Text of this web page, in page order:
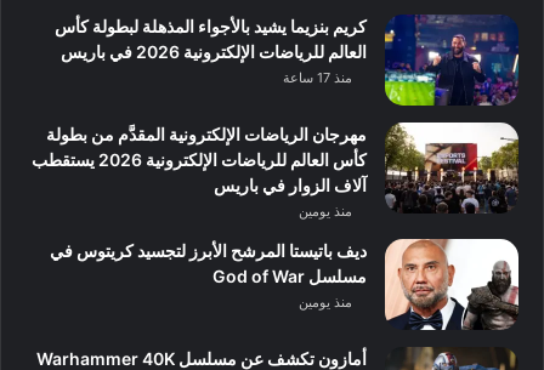
كريم بنزيما يشيد بالأجواء المذهلة لبطولة كأس
العالم للرياضات الإلكترونية 2026 في باريس
منذ 17 ساعة
مهرجان الرياضات الإلكترونية المقدَّم من بطولة
كأس العالم للرياضات الإلكترونية 2026 يستقطب
آلاف الزوار في باريس
منذ يومين
ديف باتيستا المرشح الأبرز لتجسيد كريتوس في
مسلسل God of War
منذ يومين
أمازون تكشف عن مسلسل Warhammer 40K